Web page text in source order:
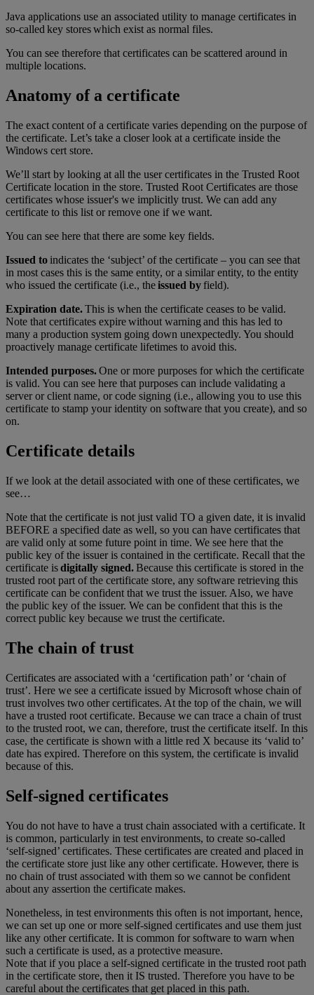
Java applications use an associated utility to manage certificates in
so-called key stores which exist as normal files.
You can see therefore that certificates can be scattered around in
multiple locations.
Anatomy of a certificate
The exact content of a certificate varies depending on the purpose of
the certificate. Let’s take a closer look at a certificate inside the
Windows cert store.
We’ll start by looking at all the user certificates in the Trusted Root
Certificate location in the store. Trusted Root Certificates are those
certificates whose issuer's we implicitly trust. We can add any
certificate to this list or remove one if we want.
You can see here that there are some key fields.
Issued to indicates the ‘subject’ of the certificate – you can see that
in most cases this is the same entity, or a similar entity, to the entity
who issued the certificate (i.e., theissued byfield).
Expiration date.This is when the certificate ceases to be valid.
Note that certificates expire without warning and this has led to
many a production system going down unexpectedly. You should
proactively manage certificate lifetimes to avoid this.
Intended purposes.One or more purposes for which the certificate
is valid. You can see here that purposes can include validating a
server or client name, or code signing (i.e., allowing you to use this
certificate to stamp your identity on software that you create), and so
on.
Certificate details
If we look at the detail associated with one of these certificates, we
see…
Note that the certificate is not just valid TO a given date, it is invalid
BEFORE a specified date as well, so you can have certificates that
are valid only at some future point in time. We see here that the
public key of the issuer is contained in the certificate. Recall that the
certificate isdigitally signed.Because this certificate is stored in the
trusted root part of the certificate store, any software retrieving this
certificate can be confident that we trust the issuer. Also, we have
the public key of the issuer. We can be confident that this is the
correct public key because we trust the certificate.
The chain of trust
Certificates are associated with a ‘certification path’ or ‘chain of
trust’. Here we see a certificate issued by Microsoft whose chain of
trust involves two other certificates. At the top of the chain, we will
have a trusted root certificate. Because we can trace a chain of trust
to the trusted root, we can, therefore, trust the certificate itself. In this
case, the certificate is shown with a little red X because its ‘valid to’
date has expired. Therefore on this system, the certificate is invalid
because of this.
Self-signed certificates
You do not have to have a trust chain associated with a certificate. It
is common, particularly in test environments, to create so-called
‘self-signed’ certificates. These certificates are created and placed in
the certificate store just like any other certificate. However, there is
no chain of trust associated with them so we cannot be confident
about any assertion the certificate makes.
Nonetheless, in test environments this often is not important, hence,
we can set up one or more self-signed certificates and use them just
like any other certificate. It is common for software to warn when
such a certificate is used, as a protective measure.
Note that if you place a self-signed certificate in the trusted root path
in the certificate store, then it IS trusted. Therefore you have to be
careful about the certificates that get placed in this path.